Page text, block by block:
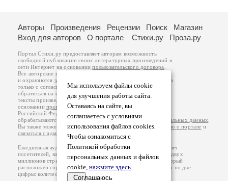
Мы используем файлы cookie
для улучшения работы сайта.
Оставаясь на сайте, вы
соглашаетесь с условиями
использования файлов cookies.
Чтобы ознакомиться с
Политикой обработки
персональных данных и файлов
cookie, нажмите здесь.
Соглашаюсь
Авторы Произведения Рецензии Поиск
Магазин
Вход для авторов
О портале Стихи.ру Проза.ру
Портал Стихи.ру предоставляет авторам возможность
свободной публикации своих литературных произведений в
сети Интернет на основаниипользовательского договора
Все авторские права на произведения принадлежат авторам
и охраняются законом
. Перепечатка произведений возможна
только с согласия его автора, к которому вы можете
обратиться на его авторской странице. Ответственность за
тексты произведений авторы несут самостоятельно на
основанииправил публикацииизаконодательства
Российской Федерации
обрабатываются на основанииПолитики обработки персональных данных
Вы также можете посмотреть более подробнуюинформацию о портале и
связаться с администрацией
Ежедневная аудитория портала Стихи.ру – порядка 200 тысяч
посетителей, которые в общей сумме просматривают более двух
миллионов страниц по данным счетчика посещаемости, который
расположен справа от этого текста. В каждой графе указано по две
цифры: количество просмотров и количество посетителей.